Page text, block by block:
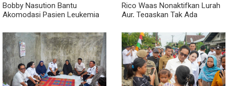
Bobby Nasution Bantu
Akomodasi Pasien Leukemia
RSUD Thomsen
Rico Waas Nonaktifkan Lurah
Aur, Tegaskan Tak Ada
Wewenang